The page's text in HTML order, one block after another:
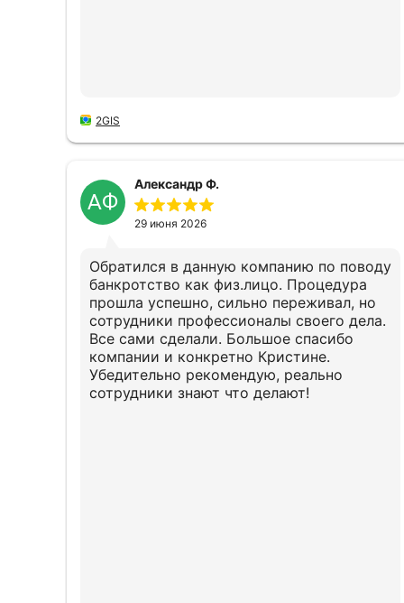
2GIS
АФ
Александр Ф.
29 июня 2026
Обратился в данную компанию по поводу
банкротство как физ.лицо. Процедура
прошла успешно, сильно переживал, но
сотрудники профессионалы своего дела.
Все сами сделали. Большое спасибо
компании и конкретно Кристине.
Убедительно рекомендую, реально
сотрудники знают что делают!